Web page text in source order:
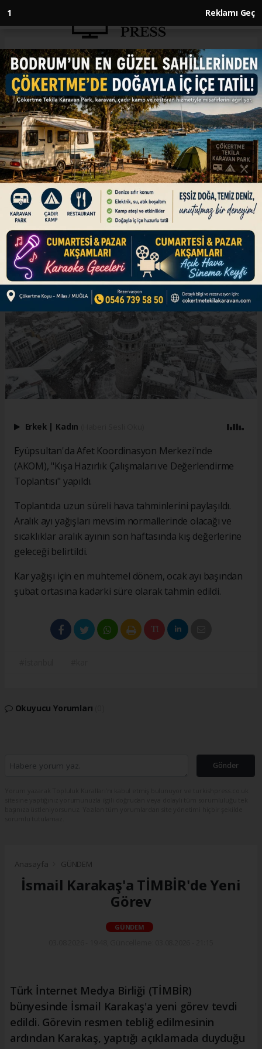
1 Reklamı Geç
Anasayfa GÜNDEM
İstanbul'da ocak ayı kar yağışlı
geçecek
GÜNDEM
02.12.2025 - 12:25, Güncelleme: 02.12.2025 - 12:25
İstanbul'da ocak ayı başından şubat ortasına
kadarki dönemde kar yağışı bekleniyor.
ABONE OL
Erkek | Kadın
Eyüpsultan'da Afet Koordinasyon Merkezi'nde
(AKOM), "Kışa Hazırlık Çalışmaları ve Değerlendirme
Toplantısı" yapıldı.
Toplantıda uzun süreli hava tahminlerini paylaşıldı.
Aralık ayı yağışları mevsim normallerinde olacağı ve
sıcaklıklar aralık ayının son haftasında kış değerlerine
geleceği belirtildi.
Kar yağışı için en muhtemel dönem, ocak ayı başından
şubat ortasına kadarki süre olarak tahmin edildi.
Okuyucu Yorumları
Gönder
Anasayfa GÜNDEM
İsmail Karakaş'a TİMBİR'de Yeni
Görev
GÜNDEM
Türk İnternet Medya Birliği (TİMBİR)
bünyesinde İsmail Karakaş'a yeni görev tevdi
edildi. Görevin resmen tebliğ edilmesinin
ardından Karakaş, yaptığı açıklamada duyduğu